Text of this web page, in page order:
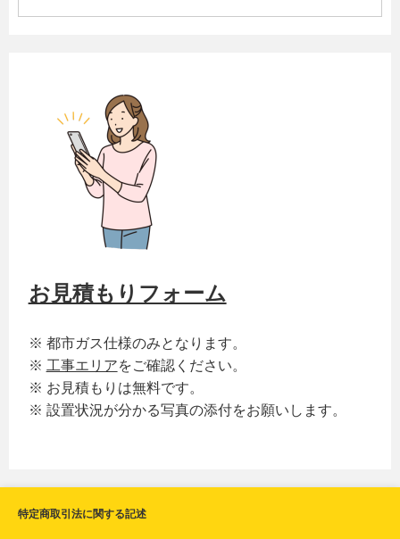
お見積もりフォーム
※ 都市ガス仕様のみとなります。
※ 工事エリアをご確認ください。
※ お見積もりは無料です。
※ 設置状況が分かる写真の添付をお願いします。
特定商取引法に関する記述